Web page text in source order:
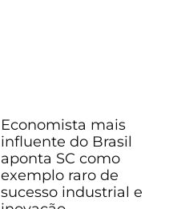
Economista mais
influente do Brasil
aponta SC como
exemplo raro de
sucesso industrial e